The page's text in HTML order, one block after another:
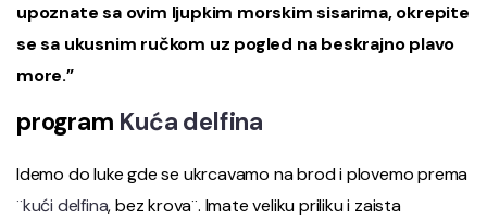
upoznate sa ovim ljupkim morskim sisarima, okrepite
se sa ukusnim ručkom uz pogled na beskrajno plavo
more.”
program Kuća delfina
Idemo do luke gde se ukrcavamo na brod i plovemo prema
¨kući delfina, bez krova¨. Imate veliku priliku i zaista